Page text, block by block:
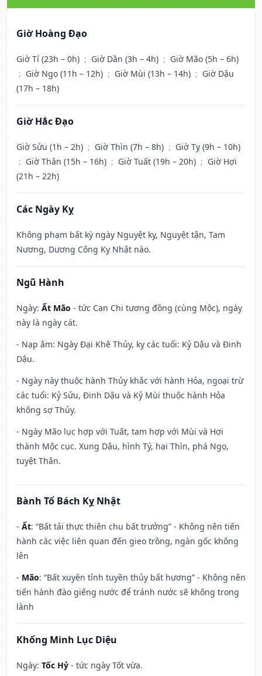
Giờ Hoàng Đạo
Giờ Tí (23h – 0h) ; Giờ Dần (3h – 4h) ; Giờ Mão (5h – 6h)
; Giờ Ngọ (11h – 12h) ; Giờ Mùi (13h – 14h) ; Giờ Dậu
(17h – 18h)
Giờ Hắc Đạo
Giờ Sửu (1h – 2h) ; Giờ Thìn (7h – 8h) ; Giờ Tỵ (9h – 10h)
; Giờ Thân (15h – 16h) ; Giờ Tuất (19h – 20h) ; Giờ Hợi
(21h – 22h)
Các Ngày Kỵ
Không phạm bất kỳ ngày Nguyệt kỵ, Nguyệt tận, Tam
Nương, Dương Công Kỵ Nhật nào.
Ngũ Hành
Ngày: Ất Mão - tức Can Chi tương đồng (cùng Mộc), ngày
này là ngày cát.
- Nạp âm: Ngày Đại Khê Thủy, kỵ các tuổi: Kỷ Dậu và Đinh
Dậu.
- Ngày này thuộc hành Thủy khắc với hành Hỏa, ngoại trừ
các tuổi: Kỷ Sửu, Đinh Dậu và Kỷ Mùi thuộc hành Hỏa
không sợ Thủy.
- Ngày Mão lục hợp với Tuất, tam hợp với Mùi và Hợi
thành Mộc cục. Xung Dậu, hình Tý, hại Thìn, phá Ngọ,
tuyệt Thân.
Bành Tổ Bách Kỵ Nhật
- Ất: “Bất tải thực thiên chu bất trưởng” - Không nên tiến
hành các việc liên quan đến gieo trồng, ngàn gốc không
lên
- Mão: “Bất xuyên tỉnh tuyền thủy bất hương” - Không nên
tiến hành đào giếng nước để tránh nước sẽ không trong
lành
Khổng Minh Lục Diệu
Ngày: Tốc Hỷ - tức ngày Tốt vừa.